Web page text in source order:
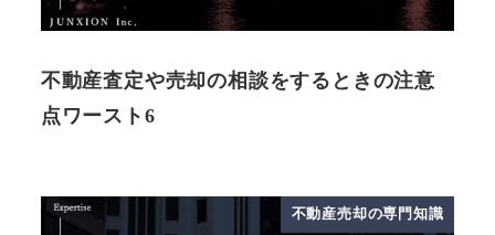
不動産査定や売却の相談をするときの注意
点ワースト6
不動産売却の専門知識